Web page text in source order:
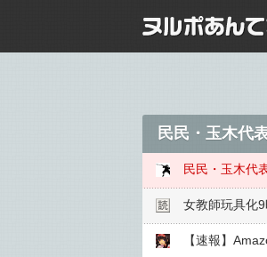
女教師玩具化
【速報】